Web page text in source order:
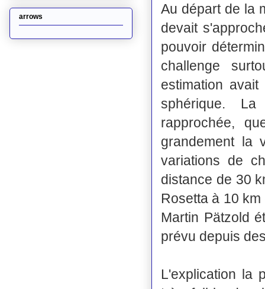
Au départ de la
devait
pouvoir
challenge
estimation
sphérique.
rapprochée,
grandement la
variations de
distance de 30
Rosetta à 10
Martin Pätzold
prévu depuis
L'explication la
arrows